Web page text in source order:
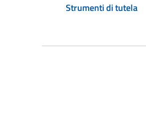
Strumenti di tutela